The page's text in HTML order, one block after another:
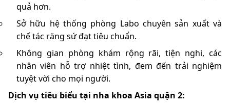
quả hơn.
Sở hữu hệ thống phòng Labo chuyên sản xuất và
chế tác răng sứ đạt tiêu chuẩn.
Không gian phòng khám rộng rãi, tiện nghi, các
nhân viên hỗ trợ nhiệt tình, đem đến trải nghiệm
tuyệt vời cho mọi người.
Dịch vụ tiêu biểu tại nha khoa Asia quận 2: